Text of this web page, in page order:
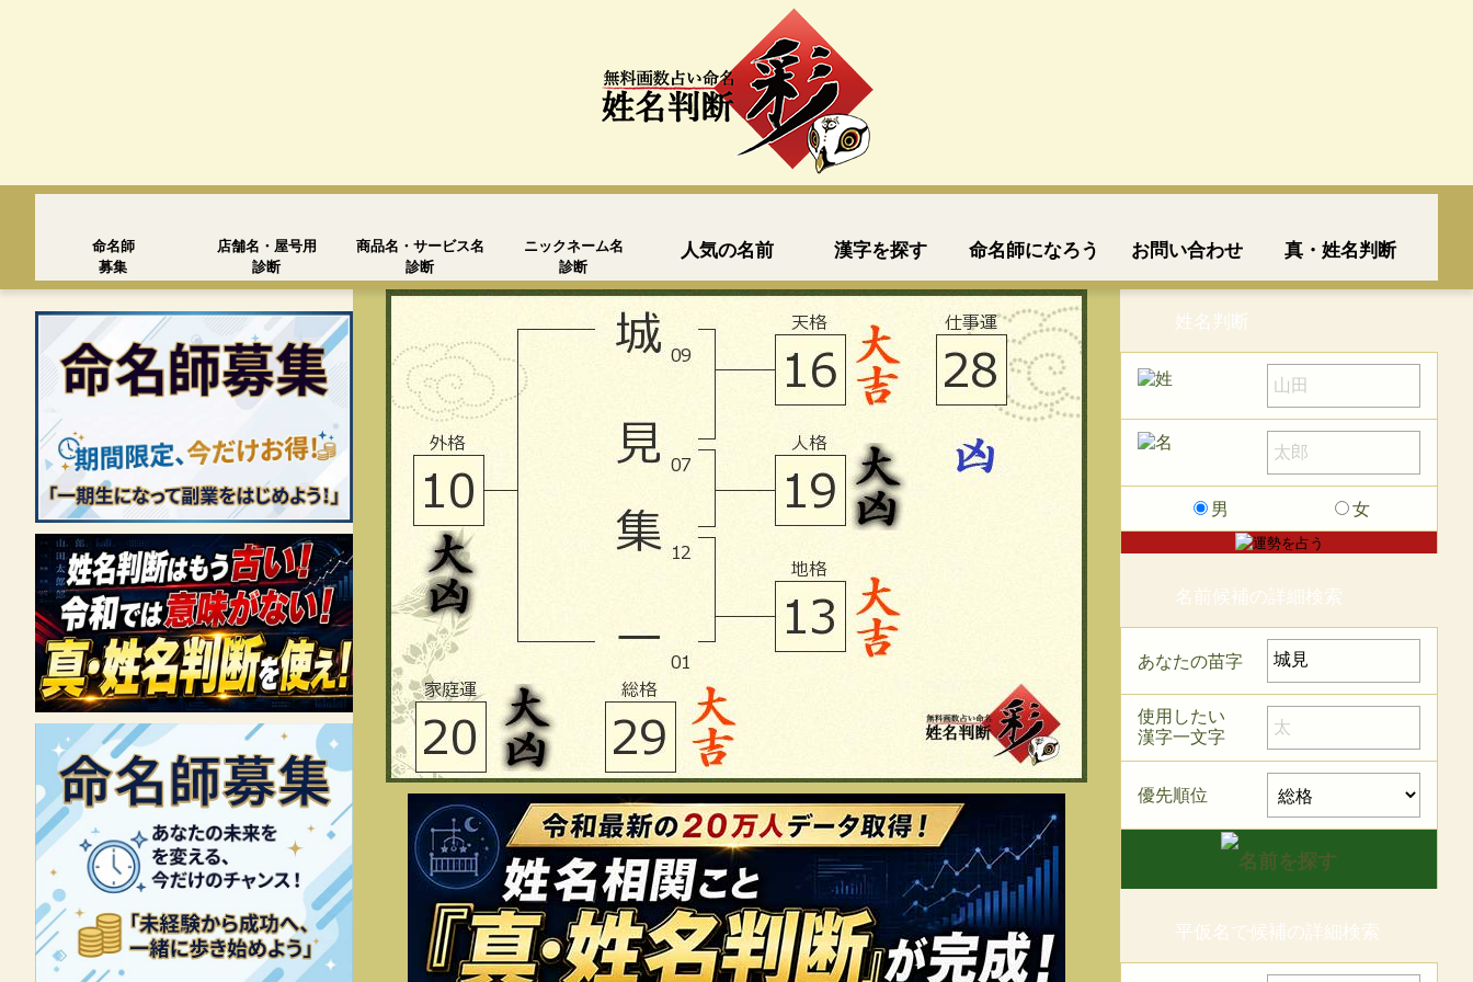
命名師
募集
店舗名・屋号用
診断
商品名・サービス名
診断
ニックネーム名
診断
人気の名前 漢字を探す 命名師になろう お問い合わせ 真・姓名判断
姓名判断
男 女
名前候補の詳細検索
あなたの苗字
使用したい
漢字一文字
優先順位
平仮名で候補の詳細検索